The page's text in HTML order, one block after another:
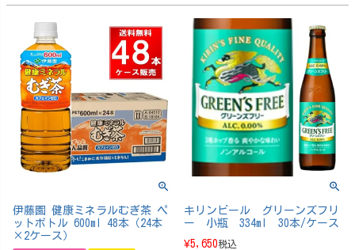
伊藤園 健康ミネラルむぎ茶 ペ
ットボトル 600ml 48本（24本
×2ケース）
キリンビール グリーンズフリ
ー 小瓶 334ml 30本/ケース
¥5,650税込